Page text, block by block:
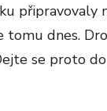
připravovaly
tomu dnes.
se proto